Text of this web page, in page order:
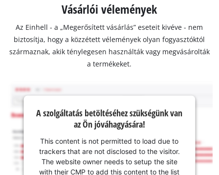
Vásárlói vélemények
Az Einhell - a „Megerősített vásárlás” eseteit kivéve - nem
biztosítja, hogy a közzétett vélemények olyan fogyasztóktól
származnak, akik ténylegesen használták vagy megvásárolták
a termékeket.
A szolgáltatás betöltéséhez szükségünk van
az Ön jóváhagyására!
This content is not permitted to load due to
trackers that are not disclosed to the visitor.
The website owner needs to setup the site
with their CMP to add this content to the list